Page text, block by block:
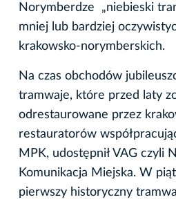
Norymberdze „niebieski
mniej lub bardziej
krakowsko-norymberskich.
Na czas obchodów
tramwaje, które przed laty
odrestaurowane przez
restauratorów
MPK, udostępnił VAG czyli
Komunikacja Miejska. W
pierwszy historyczny